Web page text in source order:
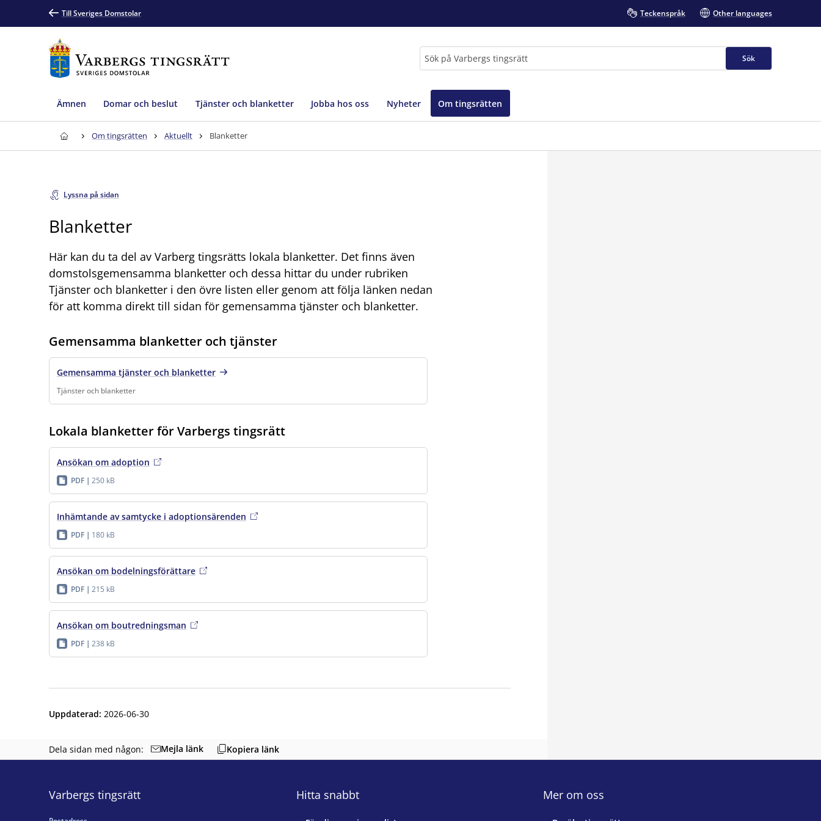
Till Sveriges Domstolar Teckenspråk Other languages
Sök
Ämnen Domar och beslut Tjänster och blanketter Jobba hos oss Nyheter Om tingsrätten
Om tingsrätten Aktuellt Blanketter
Lyssna på sidan
Blanketter
Här kan du ta del av Varberg tingsrätts lokala blanketter. Det finns även
domstolsgemensamma blanketter och dessa hittar du under rubriken
Tjänster och blanketter i den övre listen eller genom att följa länken nedan
för att komma direkt till sidan för gemensamma tjänster och blanketter.
Gemensamma blanketter och tjänster
Gemensamma tjänster och blanketter
Tjänster och blanketter
Finns under:Tjänster och blanketter.
Lokala blanketter för Varbergs tingsrätt
Ansökan om adoption
PDF 250 kB
Inhämtande av samtycke i adoptionsärenden
PDF 180 kB
Ansökan om bodelningsförättare
PDF 215 kB
Ansökan om boutredningsman
PDF 238 kB
Uppdaterad: 2026-06-30
Dela sidan med någon: Mejla länk Kopiera länk
Varbergs tingsrätt Hitta snabbt Mer om oss